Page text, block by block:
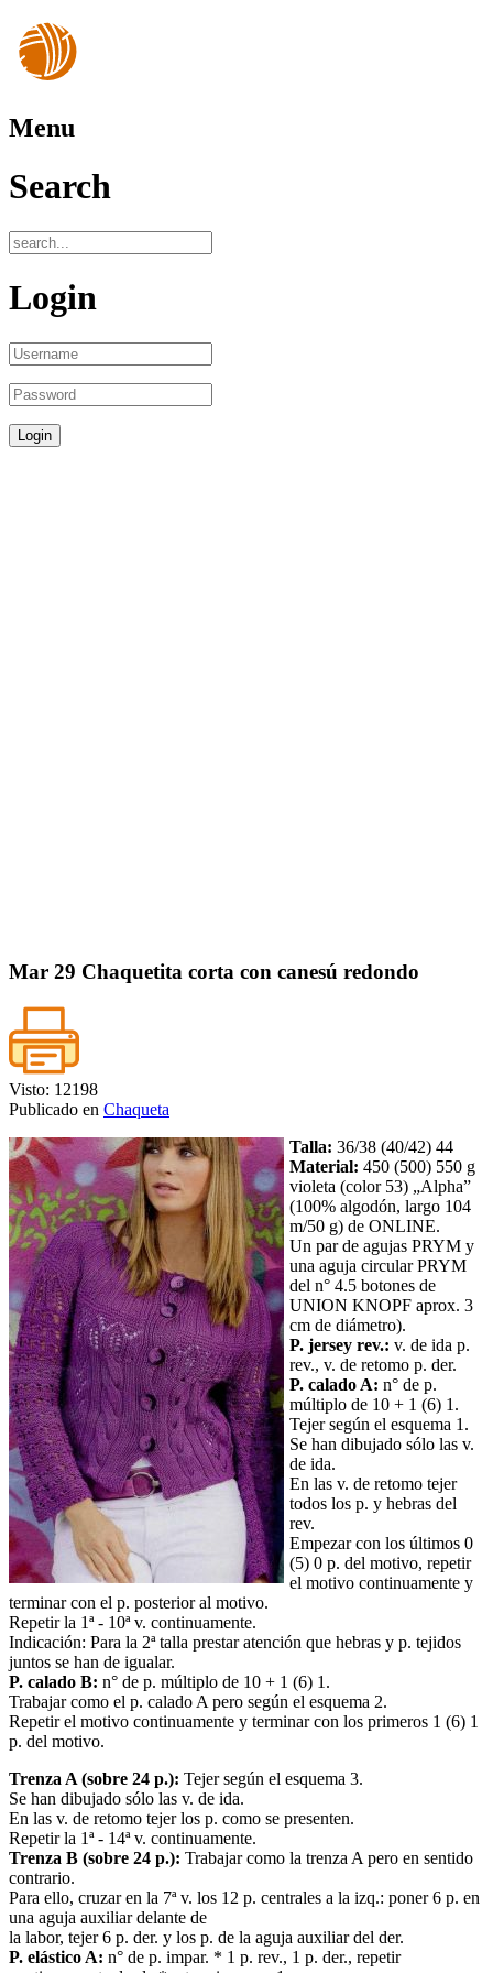
Menu
Search
Login
Mar 29 Chaquetita corta con canesú redondo
Visto: 12198
Publicado en Chaqueta
Talla: 36/38 (40/42) 44
Material: 450 (500) 550 g
violeta (color 53) „Alpha”
(100% algodón, largo 104
m/50 g) de ONLINE.
Un par de agujas PRYM y
una aguja circular PRYM
del n° 4.5 botones de
UNION KNOPF aprox. 3
cm de diámetro).
P. jersey rev.: v. de ida p.
rev., v. de retomo p. der.
P. calado A: n° de p.
múltiplo de 10 + 1 (6) 1.
Tejer según el esquema 1.
Se han dibujado sólo las v.
de ida.
En las v. de retomo tejer
todos los p. y hebras del
rev.
Empezar con los últimos 0
(5) 0 p. del motivo, repetir
el motivo continuamente y
terminar con el p. posterior al motivo.
Repetir la 1ª - 10ª v. continuamente.
Indicación: Para la 2ª talla prestar atención que hebras y p. tejidos
juntos se han de igualar.
P. calado B: n° de p. múltiplo de 10 + 1 (6) 1.
Trabajar como el p. calado A pero según el esquema 2.
Repetir el motivo continuamente y terminar con los primeros 1 (6) 1
p. del motivo.
Trenza A (sobre 24 p.): Tejer según el esquema 3.
Se han dibujado sólo las v. de ida.
En las v. de retomo tejer los p. como se presenten.
Repetir la 1ª - 14ª v. continuamente.
Trenza B (sobre 24 p.): Trabajar como la trenza A pero en sentido
contrario.
Para ello, cruzar en la 7ª v. los 12 p. centrales a la izq.: poner 6 p. en
una aguja auxiliar delante de
la labor, tejer 6 p. der. y los p. de la aguja auxiliar del der.
P. elástico A: n° de p. impar. * 1 p. rev., 1 p. der., repetir